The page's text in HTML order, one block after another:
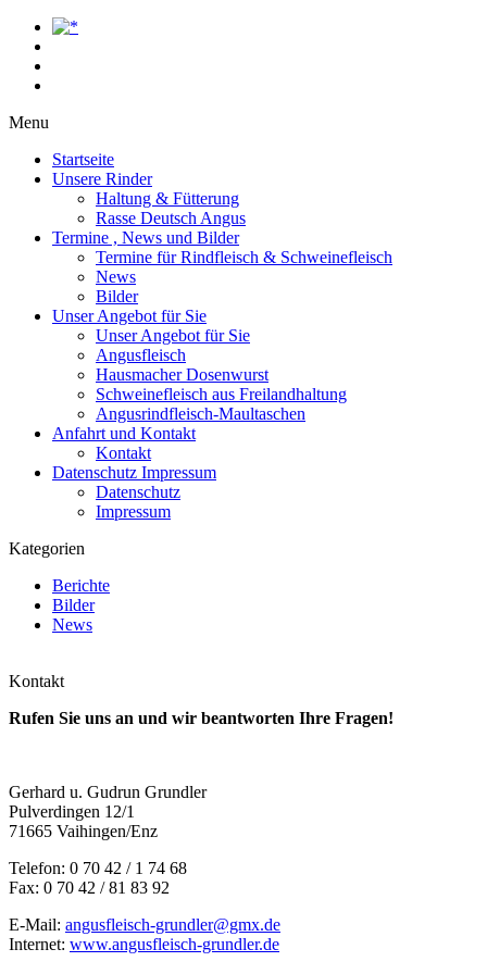
Menu
Startseite
Unsere Rinder
Haltung & Fütterung
Rasse Deutsch Angus
Termine , News und Bilder
Termine für Rindfleisch & Schweinefleisch
News
Bilder
Unser Angebot für Sie
Unser Angebot für Sie
Angusfleisch
Hausmacher Dosenwurst
Schweinefleisch aus Freilandhaltung
Angusrindfleisch-Maultaschen
Anfahrt und Kontakt
Kontakt
Datenschutz Impressum
Datenschutz
Impressum
Kategorien
Berichte
Bilder
News
Kontakt
Rufen Sie uns an und wir beantworten Ihre Fragen!
Gerhard u. Gudrun Grundler
Pulverdingen 12/1
71665 Vaihingen/Enz
Telefon: 0 70 42 / 1 74 68
Fax: 0 70 42 / 81 83 92
E-Mail: angusfleisch-grundler@gmx.de
Internet: www.angusfleisch-grundler.de